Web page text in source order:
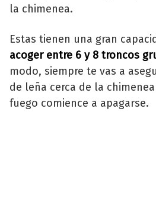
la chimenea.
Estas tienen una gran
acoger entre 6 y 8 troncos
modo, siempre te vas a
de leña cerca de la
fuego comience a apagarse.